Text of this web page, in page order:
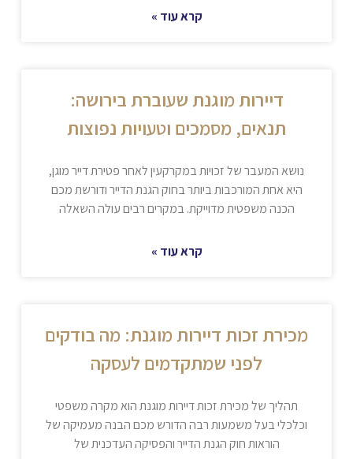
קרא עוד »
דיירות מוגנת שעוברת בירושה:
תנאים, מסמכים וטעויות נפוצות
נושא המעבר של זכויות במקרקעין לאחר פטירת דייר מוגן,
היא אחת המורכבות ביותר בחוק הגנת הדייר ודורשת מכם
הכנה משפטית מדוייקת. במקרים רבים עולה השאלה
קרא עוד »
מכירת זכות דיירות מוגנת: מה בודקים
לפני שמתקדמים לעסקה
תהליך של מכירת זכות דיירות מוגנת הוא מקרה משפטי
וכלכלי בעל משמעות רבה הדורש מכם הבנה מעמיקה של
הוראות חוק הגנת הדייר והפסיקה העדכנית של